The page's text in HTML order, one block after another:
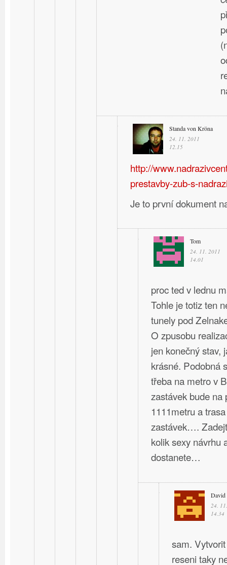
Standa von Kröna
24. 11. 2011
12.15
http://
prestavby-zub-s-
Je to první dokument
Tom
24. 11. 2011
14.01
proc ted v lednu
Tohle je totiz ten
tunely pod
O zpusobu
jen konečný stav,
krásné. Podobná
třeba na metro v
zastávek bude na
1111metru a
zastávek….
kolik sexy návrhu
dostanete…
David
24.
14.34
sam.
reseni taky